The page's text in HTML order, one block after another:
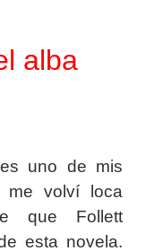
alba
es uno de mis
me volví loca
que Follett
esta novela.